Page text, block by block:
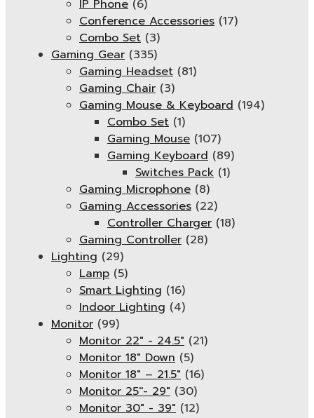
IP Phone (6)
Conference Accessories (17)
Combo Set (3)
Gaming Gear (335)
Gaming Headset (81)
Gaming Chair (3)
Gaming Mouse & Keyboard (194)
Combo Set (1)
Gaming Mouse (107)
Gaming Keyboard (89)
Switches Pack (1)
Gaming Microphone (8)
Gaming Accessories (22)
Controller Charger (18)
Gaming Controller (28)
Lighting (29)
Lamp (5)
Smart Lighting (16)
Indoor Lighting (4)
Monitor (99)
Monitor 22" - 24.5" (21)
Monitor 18" Down (5)
Monitor 18″ – 21.5″ (16)
Monitor 25''- 29" (30)
Monitor 30" - 39" (12)